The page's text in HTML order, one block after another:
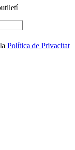
Política de Privacitat